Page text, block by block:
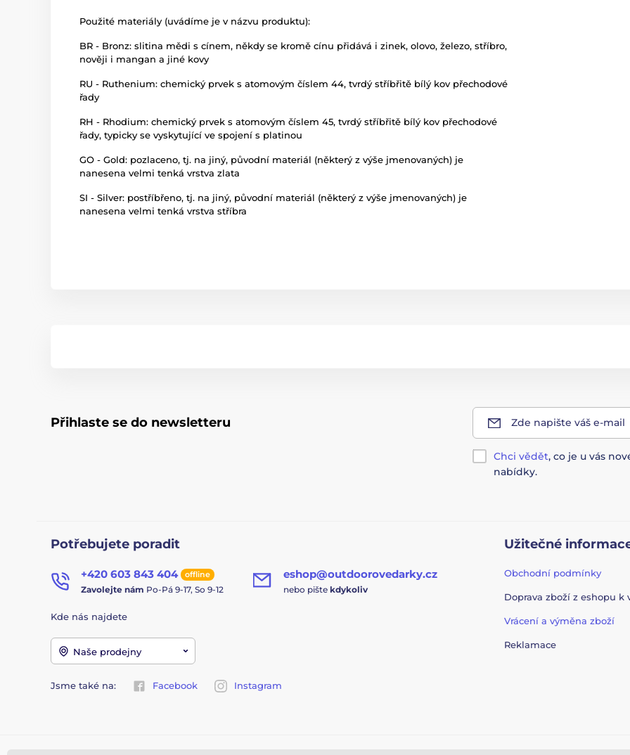
Použité materiály (uvádíme je v názvu produktu):
BR - Bronz: slitina mědi s cínem, někdy se kromě cínu přidává i zinek, olovo, železo, stříbro,
nověji i mangan a jiné kovy
RU - Ruthenium: chemický prvek s atomovým číslem 44, tvrdý stříbřitě bílý kov přechodové
řady
RH - Rhodium: chemický prvek s atomovým číslem 45, tvrdý stříbřitě bílý kov přechodové
řady, typicky se vyskytující ve spojení s platinou
GO - Gold: pozlaceno, tj. na jiný, původní materiál (některý z výše jmenovaných) je
nanesena velmi tenká vrstva zlata
SI - Silver: postříbřeno, tj. na jiný, původní materiál (některý z výše jmenovaných) je
nanesena velmi tenká vrstva stříbra
Přihlaste se do newsletteru Zde napište váš e-mail
Chci vědět, co je u vás
nabídky.
Potřebujete poradit
+420 603 843 404 offline
Zavolejte nám Po-Pá 9-17, So 9-12
eshop@outdoorovedarky.cz
nebo pište kdykoliv
Kde nás najdete
Naše prodejny
Jsme také na: Facebook Instagram
Užitečné
Obchodní podmínky
Doprava zboží z eshopu k
Vrácení a výměna zboží
Reklamace